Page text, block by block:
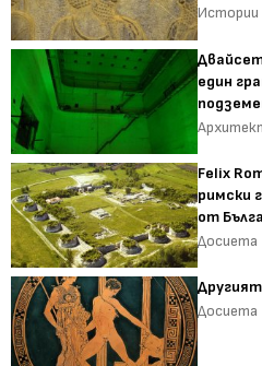
Истории
един
Felix
римски
от
Досиета
Досиета